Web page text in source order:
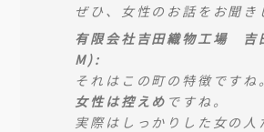
ぜひ、女性のお話をお聞き
有限会社吉田織物工場 吉
M):
それはこの町の特徴ですね。
女性は控えめ ですね。
実際はしっかりした女の人